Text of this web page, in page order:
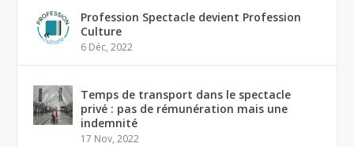
Profession Spectacle devient Profession
Culture
6 Déc, 2022
Temps de transport dans le spectacle
privé : pas de rémunération mais une
indemnité
17 Nov, 2022